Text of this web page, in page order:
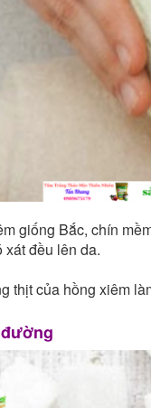
giống Bắc, chín
xát đều lên da.
thịt của hồng xiêm